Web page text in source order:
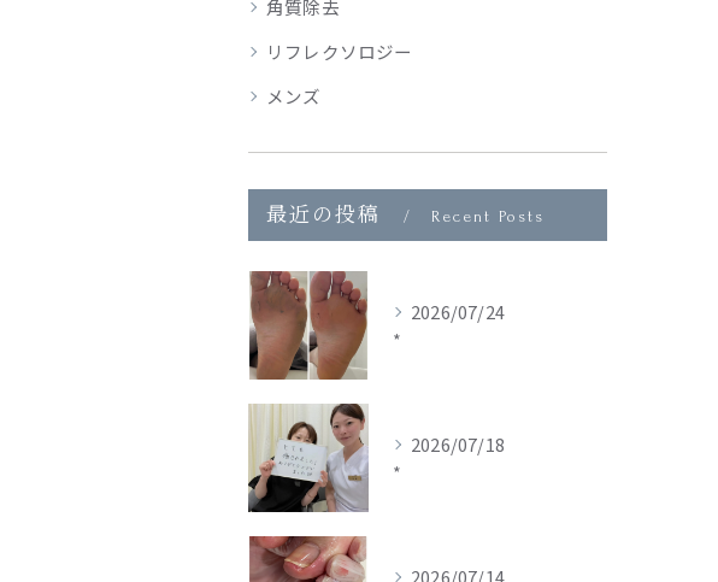
角質除去
リフレクソロジー
メンズ
最近の投稿 Recent Posts
2026/07/24
*
2026/07/18
*
2026/07/14